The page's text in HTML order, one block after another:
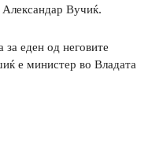
Александар Вучиќ.
еден од неговите
е министер во Владата